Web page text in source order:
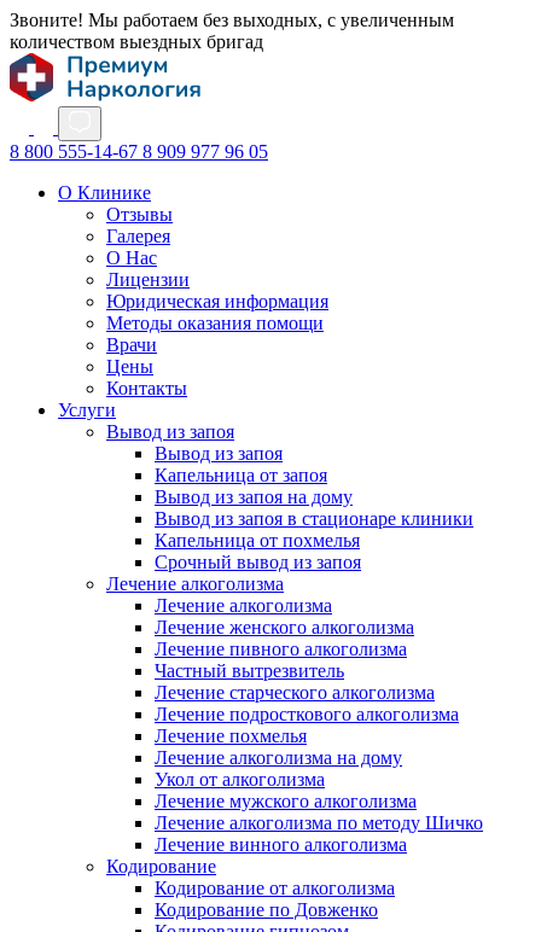
Звоните! Мы работаем без выходных, с увеличенным
количеством выездных бригад
8 800 555-14-67 8 909 977 96 05
О Клинике
Отзывы
Галерея
О Нас
Лицензии
Юридическая информация
Методы оказания помощи
Врачи
Цены
Контакты
Услуги
Вывод из запоя
Вывод из запоя
Капельница от запоя
Вывод из запоя на дому
Вывод из запоя в стационаре клиники
Капельница от похмелья
Срочный вывод из запоя
Лечение алкоголизма
Лечение алкоголизма
Лечение женского алкоголизма
Лечение пивного алкоголизма
Частный вытрезвитель
Лечение старческого алкоголизма
Лечение подросткового алкоголизма
Лечение похмелья
Лечение алкоголизма на дому
Укол от алкоголизма
Лечение мужского алкоголизма
Лечение алкоголизма по методу Шичко
Лечение винного алкоголизма
Кодирование
Кодирование от алкоголизма
Кодирование по Довженко